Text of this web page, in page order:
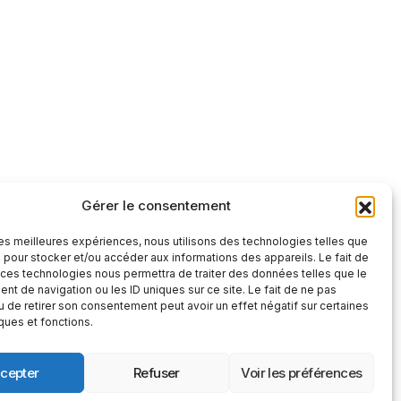
Gérer le consentement
meilleures expériences, nous utilisons des technologies telles que
stocker et/ou accéder aux informations des appareils. Le fait de
technologies nous permettra de traiter des données telles que le
de navigation ou les ID uniques sur ce site. Le fait de ne pas
de retirer son consentement peut avoir un effet négatif sur certaines
et fonctions.
Refuser Voir les préférences
S'abonner
S'abonner
vous confirmez que vous avez lu et
confidentialité et nosconditions